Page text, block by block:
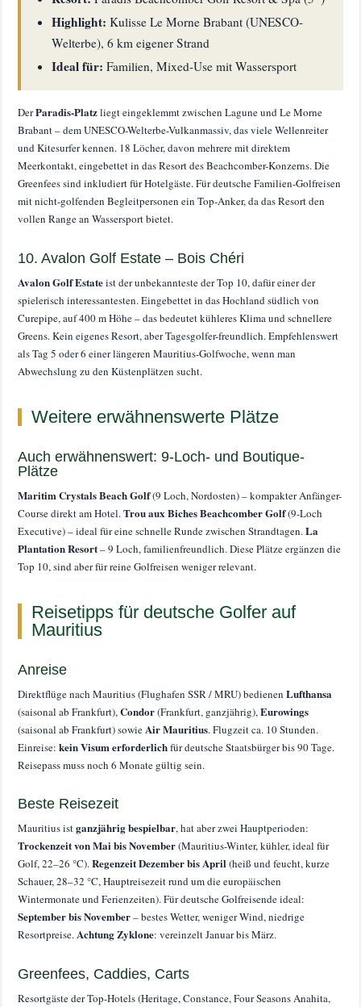
Highlight: Kulisse Le Morne Brabant (UNESCO-
Welterbe), 6 km eigener Strand
Ideal für: Familien, Mixed-Use mit Wassersport
DerParadis-Platzliegt eingeklemmt zwischen Lagune und Le Morne
Brabant – dem UNESCO-Welterbe-Vulkanmassiv, das viele Wellenreiter
und Kitesurfer kennen. 18 Löcher, davon mehrere mit direktem
Meerkontakt, eingebettet in das Resort des Beachcomber-Konzerns. Die
Greenfees sind inkludiert für Hotelgäste. Für deutsche Familien-Golfreisen
mit nicht-golfenden Begleitpersonen ein Top-Anker, da das Resort den
vollen Range an Wassersport bietet.
10. Avalon Golf Estate – Bois Chéri
Avalon Golf Estateist der unbekannteste der Top 10, dafür einer der
spielerisch interessantesten. Eingebettet in das Hochland südlich von
Curepipe, auf 400 m Höhe – das bedeutet kühleres Klima und schnellere
Greens. Kein eigenes Resort, aber Tagesgolfer-freundlich. Empfehlenswert
als Tag 5 oder 6 einer längeren Mauritius-Golfwoche, wenn man
Abwechslung zu den Küstenplätzen sucht.
Weitere erwähnenswerte Plätze
Auch erwähnenswert: 9-Loch- und Boutique-
Plätze
Maritim Crystals Beach Golf(9 Loch, Nordosten) – kompakter Anfänger-
Course direkt am Hotel.Trou aux Biches Beachcomber Golf(9-Loch
Executive) – ideal für eine schnelle Runde zwischen Strandtagen.La
Plantation Resort– 9 Loch, familienfreundlich. Diese Plätze ergänzen die
Top 10, sind aber für reine Golfreisen weniger relevant.
Reisetipps für deutsche Golfer auf
Mauritius
Anreise
Direktflüge nach Mauritius (Flughafen SSR / MRU) bedienenLufthansa
(saisonal ab Frankfurt),Condor(Frankfurt, ganzjährig),Eurowings
(saisonal ab Frankfurt) sowieAir Mauritius. Flugzeit ca. 10 Stunden.
Einreise:kein Visum erforderlichfür deutsche Staatsbürger bis 90 Tage.
Reisepass muss noch 6 Monate gültig sein.
Beste Reisezeit
Mauritius istganzjährig bespielbar, hat aber zwei Hauptperioden:
Trockenzeit von Mai bis November(Mauritius-Winter, kühler, ideal für
Golf, 22–26 °C).Regenzeit Dezember bis April(heiß und feucht, kurze
Schauer, 28–32 °C, Hauptreisezeit rund um die europäischen
Wintermonate und Ferienzeiten). Für deutsche Golfreisende ideal:
September bis November– bestes Wetter, weniger Wind, niedrige
Resortpreise.Achtung Zyklone: vereinzelt Januar bis März.
Greenfees, Caddies, Carts
Resortgäste der Top-Hotels (Heritage, Constance, Four Seasons Anahita,